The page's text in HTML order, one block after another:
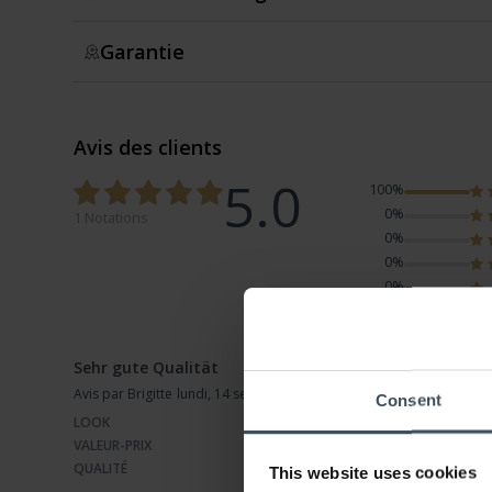
Consent
This website uses cookies
Garantie
Avis des clients
5.0
100%
0%
0%
0%
0%
Sehr gute Qualität
Avis par Brigitte lundi, 14 septembre 2020
LOOK
VALEUR-PRIX
QUALITÉ